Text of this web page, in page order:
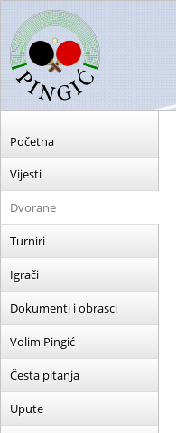
Početna
Vijesti
Dvorane
Turniri
Igrači
Dokumenti i obrasci
Volim Pingić
Česta pitanja
Upute